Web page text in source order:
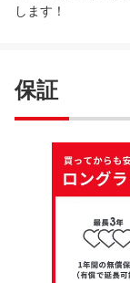
します！
保証